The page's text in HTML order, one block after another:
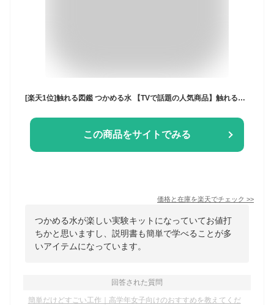
この商品をサイトでみる
価格と在庫を楽天でチェック >>
つかめる水が楽しい実験キットになっていてお値打
ちかと思いますし、説明書も簡単で学べることが多
いアイテムになっています。
回答された質問
簡単だけどすごい工作｜高学年女子向けのおすすめを教えてくだ